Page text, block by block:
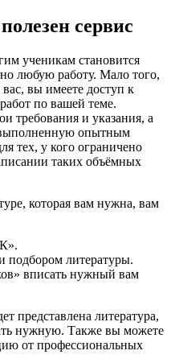
сервис
ученикам становится
любую работу. Мало того,
вас, вы имеете доступ к
по вашей теме.
требования и указания, а
выполненную опытным
тех, у кого ограничено
таких объёмных
которая вам нужна, вам
подбором литературы.
вписать нужный вам
представлена литература,
нужную. Также вы можете
от профессиональных